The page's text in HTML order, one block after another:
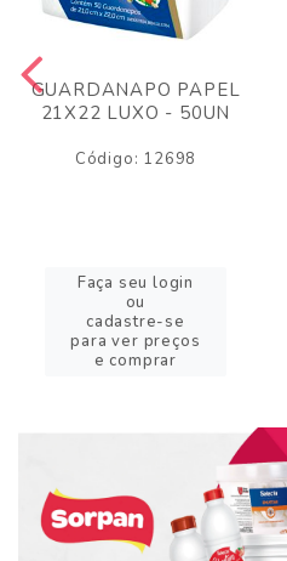
GUARDANAPO PAPEL
21X22 LUXO - 50UN
Código: 12698
Faça seu login
ou
cadastre-se
para ver preços
e comprar